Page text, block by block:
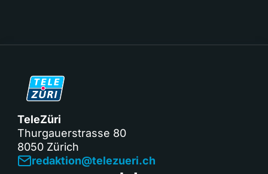
TeleZüri
Thurgauerstrasse 80
8050 Zürich
redaktion@telezueri.ch